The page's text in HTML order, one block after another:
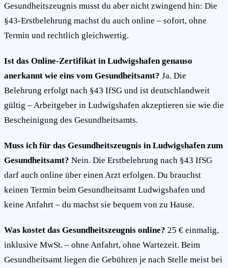
Gesundheitszeugnis musst du aber nicht zwingend hin: Die
§43-Erstbelehrung machst du auch online – sofort, ohne
Termin und rechtlich gleichwertig.
Ist das Online-Zertifikat in Ludwigshafen genauso
anerkannt wie eins vom Gesundheitsamt? Ja. Die
Belehrung erfolgt nach §43 IfSG und ist deutschlandweit
gültig – Arbeitgeber in Ludwigshafen akzeptieren sie wie die
Bescheinigung des Gesundheitsamts.
Muss ich für das Gesundheitszeugnis in Ludwigshafen zum
Gesundheitsamt? Nein. Die Erstbelehrung nach §43 IfSG
darf auch online über einen Arzt erfolgen. Du brauchst
keinen Termin beim Gesundheitsamt Ludwigshafen und
keine Anfahrt – du machst sie bequem von zu Hause.
Was kostet das Gesundheitszeugnis online? 25 € einmalig,
inklusive MwSt. – ohne Anfahrt, ohne Wartezeit. Beim
Gesundheitsamt liegen die Gebühren je nach Stelle meist bei